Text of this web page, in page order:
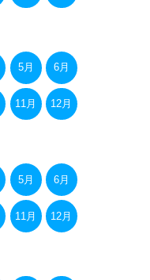
5月 6月
11月 12月
5月 6月
11月 12月